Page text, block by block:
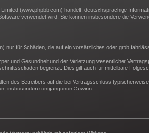
(www.phpbb.com) handelt; deutschsprachige
verwendet wird. Sie können insbesondere die
nur für Schäden, die auf ein vorsätzliches oder grob
und Gesundheit und der Verletzung wesentlicher
begrenzt. Dies gilt auch für mittelbare
des Betreibers auf die bei Vertragsschluss typischerweise
insbesondere entgangenen Gewinn.